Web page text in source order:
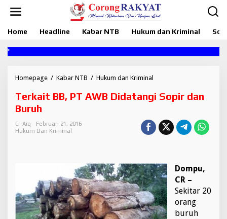
Home Headline Kabar NTB Hukum dan Kriminal
Homepage / Kabar NTB / Hukum dan Kriminal
r
i
t
P
T
A
W
B
D
Terkait BB, PT AWB Didatangi Sopir dan
Buruh
Cr-Aiq
Februari 21, 2016
Hukum Dan Kriminal
Dompu,
CR –
Sekitar 20
orang
buruh